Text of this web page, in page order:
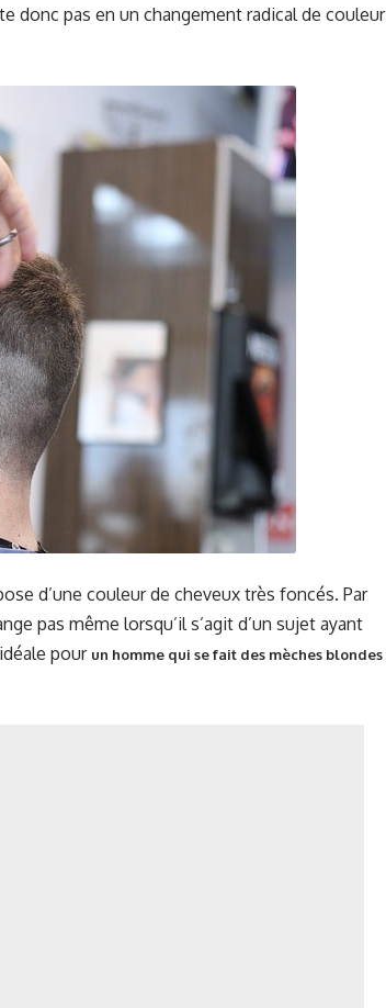
donc pas en un changement radical de couleur
d’une couleur de cheveux très foncés. Par
pas même lorsqu’il s’agit d’un sujet ayant
pour un homme qui se fait des mèches blondes